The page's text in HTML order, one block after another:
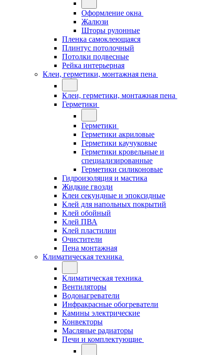
Оформление окна
Жалюзи
Шторы рулонные
Пленка самоклеющаяся
Плинтус потолочный
Потолки подвесные
Рейка интерьерная
Клеи, герметики, монтажная пена
Клеи, герметики, монтажная пена
Герметики
Герметики
Герметики акриловые
Герметики каучуковые
Герметики кровельные и
специализированные
Герметики силиконовые
Гидроизоляция и мастика
Жидкие гвозди
Клеи секундные и эпоксидные
Клей для напольных покрытий
Клей обойный
Клей ПВА
Клей пластилин
Очистители
Пена монтажная
Климатическая техника
Климатическая техника
Вентиляторы
Водонагреватели
Инфракрасные обогреватели
Камины электрические
Конвекторы
Масляные радиаторы
Печи и комплектующие